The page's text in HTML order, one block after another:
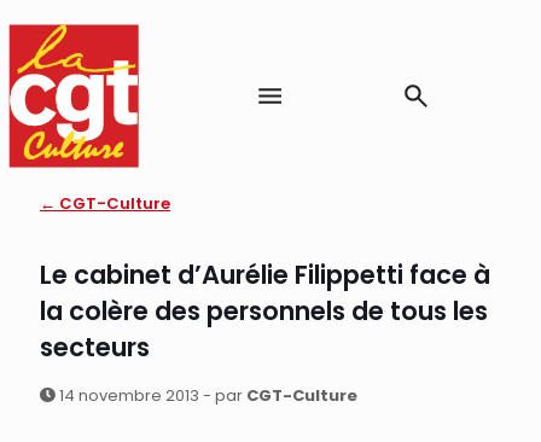
← CGT-Culture
Le cabinet d’Aurélie Filippetti face à
la colère des personnels de tous les
secteurs
14 novembre 2013 - par CGT-Culture